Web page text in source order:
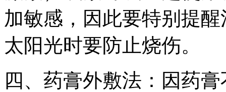
加敏感，因此要特别提
太阳光时要防止烧伤。
四、药膏外敷法：因药